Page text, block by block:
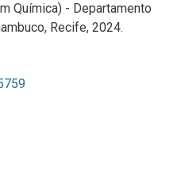
Química) - Departamento
Recife, 2024.